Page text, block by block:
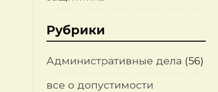
Рубрики
Административные дела (56)
все о допустимости